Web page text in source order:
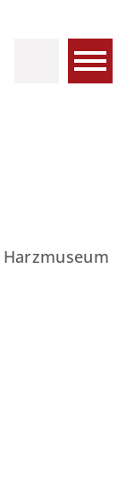
Harzmuseum